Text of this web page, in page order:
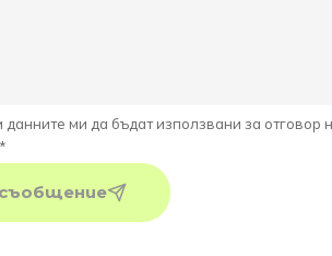
ми да бъдат използвани за отговор